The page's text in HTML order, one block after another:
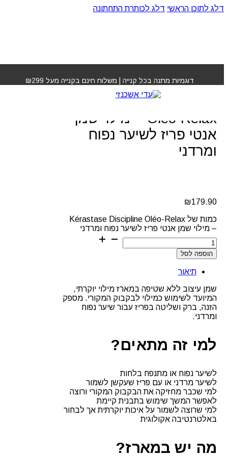
דלג לתוכן הראשי דלג לכותרת התחתונה
דוגמיות מתנה בכל קנייה | משלוח חינם בקנייה מעל ₪299
מילוי שמן אנטי פריז לשיער נפוח ומרדני
Kérastase Discipline
Oléo-Relax – מילוי שמן
אנטי פריז לשיער נפוח
ומרדני
₪179.90
כמות של Kérastase Discipline Oléo-Relax
– מילוי שמן אנטי פריז לשיער נפוח ומרדני
הוספה לסל
תיאור
שמן עיצוב ללא שטיפה במארז מילוי יוקרתי,
המיועד לשימוש כמילוי לבקבוק המקורי. מספק
הזנה, ברק ושליטה בפריז עבור שיער נפוח
ומרדני.
למי זה מתאים?
לשיער נפוח או מתנפח בלחות
לשיער מרדני או עם פריז שעקשן לשמור
למי שכבר מחזיקה את הבקבוק המקורי ורוצה
לאפשר המשך שימוש בתבנית קיימת
למי שרוצה לשמור על איכות יוקרתית אך לבחור
באלטרנטיבה אקולוגית
מה יש במארז?